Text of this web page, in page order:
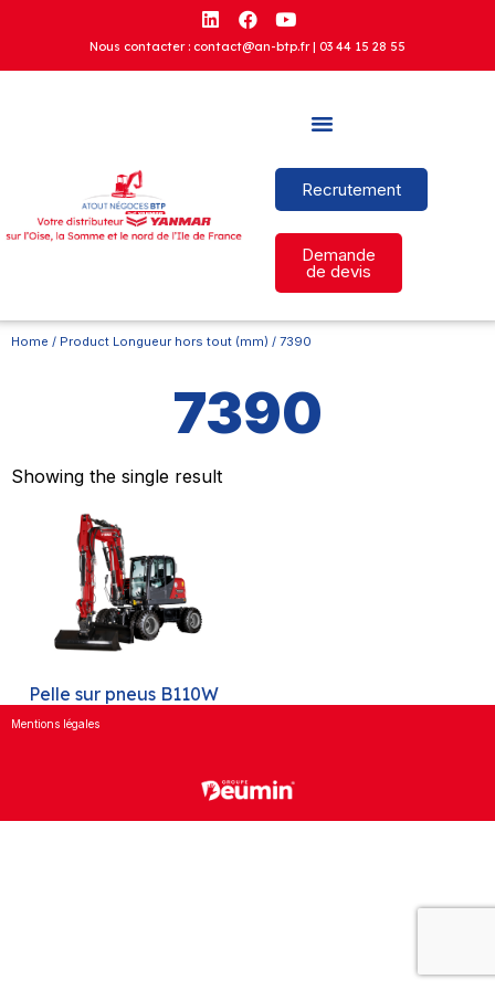
Nous contacter : contact@an-btp.fr | 03 44 15 28 55
Recrutement
Demande
de devis
Home / Product Longueur hors tout (mm) / 7390
7390
Showing the single result
Pelle sur pneus B110W
Mentions légales